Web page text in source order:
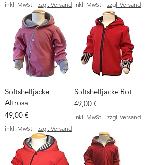
inkl. MwSt. | zzgl. Versand inkl. MwSt. | zzgl. Versand
Softshelljacke
Altrosa
Preis
49,00 €
inkl. MwSt. | zzgl. Versand
Softshelljacke Rot
Preis
49,00 €
inkl. MwSt. | zzgl. Versand